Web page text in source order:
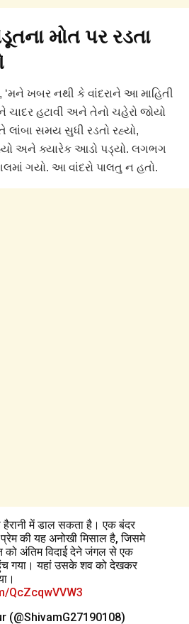
મોત પર રડતા
ખબર નથી કે વાંદરાને આ માહિતી
હટાવી અને તેનો ચહેરો જોયો
લાંબા સમય સુધી રડતો રહ્યો,
અને ક્યારેક આડો પડ્યો. લગભગ
ગયો. આ વાંદરો પાલતુ ન હતો.
हैरानी में डाल सकता है। एक बंदर
की यह अनोखी मिसाल है, जिसमे
को अंतिम विदाई देने जंगल से एक
गया। यहां उसके शव को देखकर
QcZcqwVVW3
(@ShivamG27190108)